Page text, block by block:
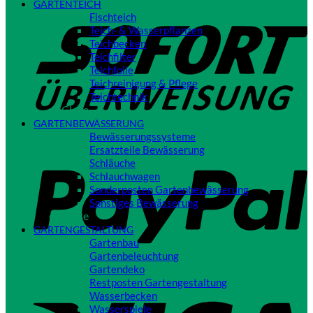
GARTENTEICH
Fischteich
Teich- & Wasserpflanzen
Teichbecken
Teichfilter
Teichfolie
Teichreinigung & Pflege
Teichtechnik
Close
GARTENBEWÄSSERUNG
Bewässerungssysteme
Ersatzteile Bewässerung
Schläuche
Schlauchwagen
Sonderposten Gartenbewässerung
Sonstiges Bewässerung
Close
GARTENGESTALTUNG
Gartenbau
Gartenbeleuchtung
Gartendeko
Restposten Gartengestaltung
Wasserbecken
Wasserspiele